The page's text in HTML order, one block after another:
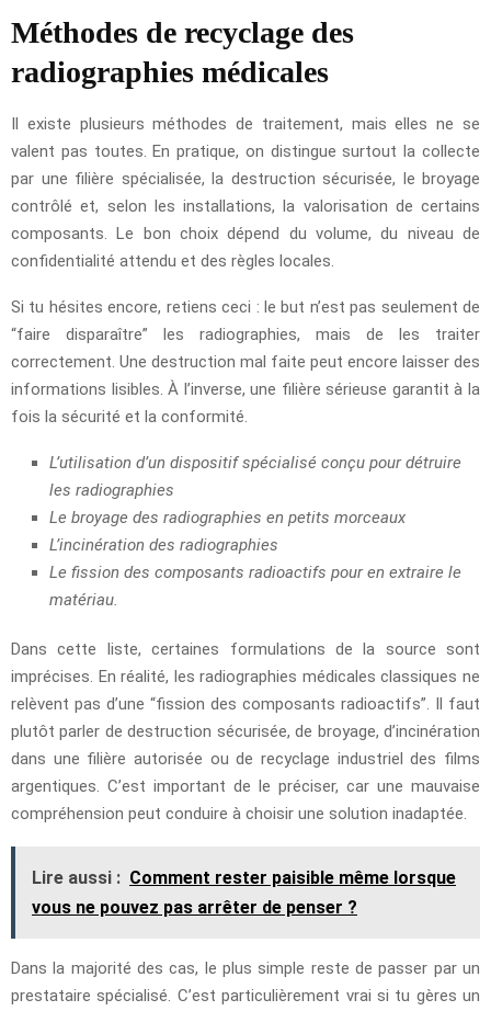
Méthodes de recyclage des
radiographies médicales
Il existe plusieurs méthodes de traitement, mais elles ne se
valent pas toutes. En pratique, on distingue surtout la collecte
par une filière spécialisée, la destruction sécurisée, le broyage
contrôlé et, selon les installations, la valorisation de certains
composants. Le bon choix dépend du volume, du niveau de
confidentialité attendu et des règles locales.
Si tu hésites encore, retiens ceci : le but n’est pas seulement de
“faire disparaître” les radiographies, mais de les traiter
correctement. Une destruction mal faite peut encore laisser des
informations lisibles. À l’inverse, une filière sérieuse garantit à la
fois la sécurité et la conformité.
L’utilisation d’un dispositif spécialisé conçu pour détruire
les radiographies
Le broyage des radiographies en petits morceaux
L’incinération des radiographies
Le fission des composants radioactifs pour en extraire le
matériau.
Dans cette liste, certaines formulations de la source sont
imprécises. En réalité, les radiographies médicales classiques ne
relèvent pas d’une “fission des composants radioactifs”. Il faut
plutôt parler de destruction sécurisée, de broyage, d’incinération
dans une filière autorisée ou de recyclage industriel des films
argentiques. C’est important de le préciser, car une mauvaise
compréhension peut conduire à choisir une solution inadaptée.
Lire aussi : Comment rester paisible même lorsque
vous ne pouvez pas arrêter de penser ?
Dans la majorité des cas, le plus simple reste de passer par un
prestataire spécialisé. C’est particulièrement vrai si tu gères un